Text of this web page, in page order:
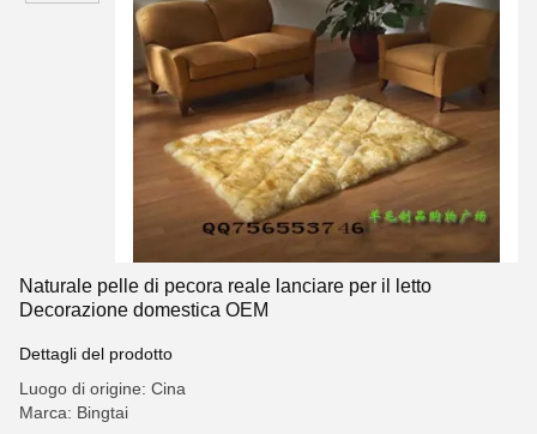
Naturale pelle di pecora reale lanciare per il letto
Decorazione domestica OEM
Dettagli del prodotto
Luogo di origine: Cina
Marca: Bingtai